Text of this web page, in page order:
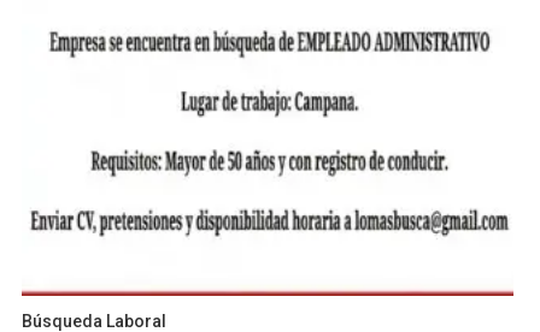
Búsqueda Laboral